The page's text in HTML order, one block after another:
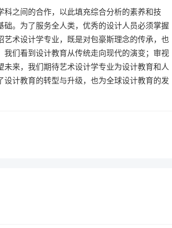
之间的合作，以此填充综合分析的素养和技
。为了服务全人类，优秀的设计人员必须掌握
术设计学专业，既是对包豪斯理念的传承，也
们看到设计教育从传统走向现代的演变；审视
来，我们期待艺术设计学专业为设计教育和人
计教育的转型与升级，也为全球设计教育的发